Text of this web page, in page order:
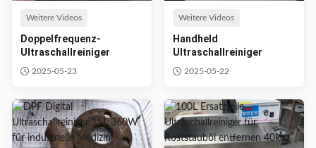
Weitere Videos
Doppelfrequenz-
Ultraschallreiniger
2025-05-23
Weitere Videos
Handheld
Ultraschallreiniger
2025-05-22